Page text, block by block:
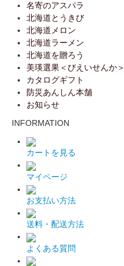
名寄のアスパラ
北海道とうきび
北海道メロン
北海道ラーメン
北海道を贈ろう
美瑛選果＜びえいせんか＞
カタログギフト
防災あんしん本舗
お知らせ
INFORMATION
カートを見る
マイページ
お支払い方法
送料・配送方法
よくある質問